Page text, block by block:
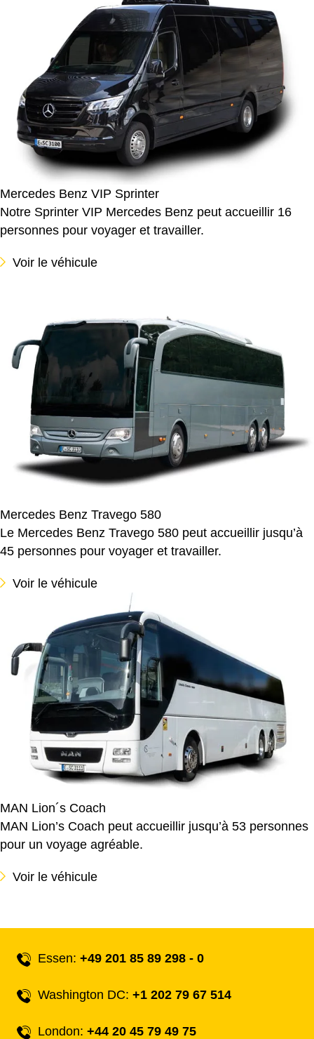
Mercedes Benz VIP Sprinter
Notre Sprinter VIP Mercedes Benz peut accueillir 16
personnes pour voyager et travailler.
Voir le véhicule
Mercedes Benz Travego 580
Le Mercedes Benz Travego 580 peut accueillir jusqu’à
45 personnes pour voyager et travailler.
Voir le véhicule
MAN Lion´s Coach
MAN Lion’s Coach peut accueillir jusqu’à 53 personnes
pour un voyage agréable.
Voir le véhicule
Essen:+49 201 85 89 298 - 0
Washington DC:+1 202 79 67 514
London:+44 20 45 79 49 75